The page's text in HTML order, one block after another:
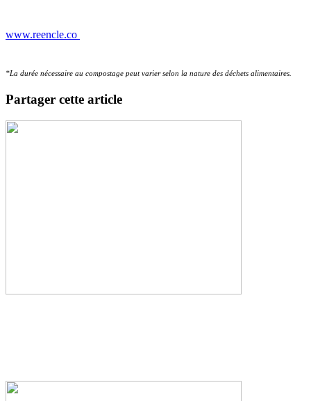
www.reencle.co
*La durée nécessaire au compostage peut varier selon la nature des déchets alimentaires.
Partager cette article